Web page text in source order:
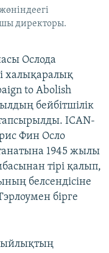
директоры.
Ослода
халықаралық
to Abolish
бейбітшілік
ICAN-
Фин Осло
1945 жылы
тірі қалып,
белсендісіне
бірге